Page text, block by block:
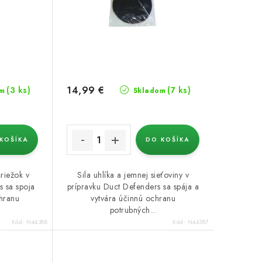
(3 ks)
v
sa spoja
Kód: N44388
Skladom (7 ks)
14,99 €
DO KOŠÍKA
Sila uhlíka a jemnej sieťoviny v
prípravku Duct Defenders sa spája a
vytvára účinnú ochranu
potrubných...
Kód: N44387